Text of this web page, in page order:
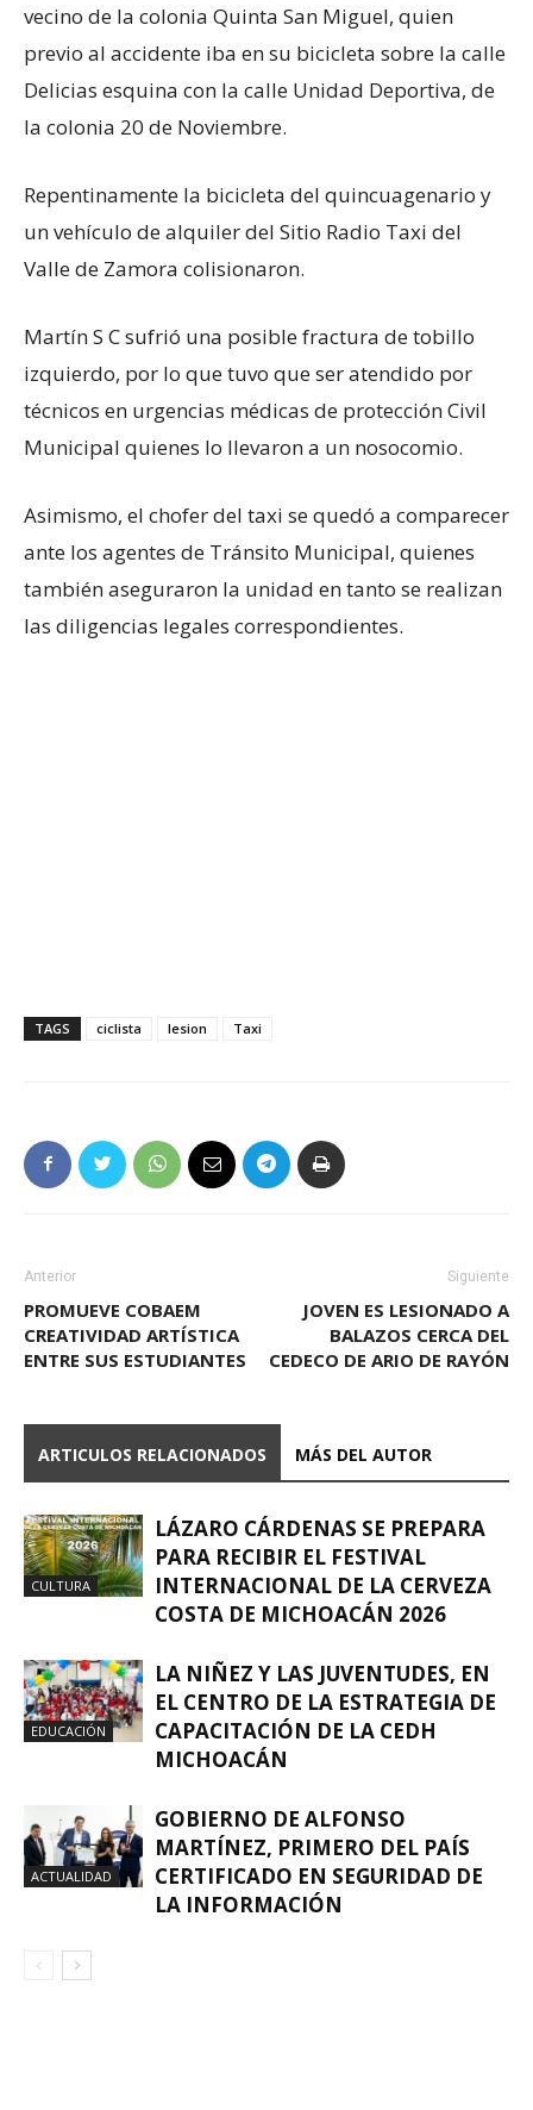
vecino de la colonia Quinta San Miguel, quien
previo al accidente iba en su bicicleta sobre la calle
Delicias esquina con la calle Unidad Deportiva, de
la colonia 20 de Noviembre.
Repentinamente la bicicleta del quincuagenario y
un vehículo de alquiler del Sitio Radio Taxi del
Valle de Zamora colisionaron.
Martín S C sufrió una posible fractura de tobillo
izquierdo, por lo que tuvo que ser atendido por
técnicos en urgencias médicas de protección Civil
Municipal quienes lo llevaron a un nosocomio.
Asimismo, el chofer del taxi se quedó a comparecer
ante los agentes de Tránsito Municipal, quienes
también aseguraron la unidad en tanto se realizan
las diligencias legales correspondientes.
TAGS ciclista lesion Taxi
Anterior
PROMUEVE COBAEM
CREATIVIDAD ARTÍSTICA
ENTRE SUS ESTUDIANTES
Siguiente
JOVEN ES LESIONADO A
BALAZOS CERCA DEL
CEDECO DE ARIO DE RAYÓN
ARTICULOS RELACIONADOS MÁS DEL AUTOR
CULTURA
LÁZARO CÁRDENAS SE PREPARA
PARA RECIBIR EL FESTIVAL
INTERNACIONAL DE LA CERVEZA
COSTA DE MICHOACÁN 2026
EDUCACIÓN
LA NIÑEZ Y LAS JUVENTUDES, EN
EL CENTRO DE LA ESTRATEGIA DE
CAPACITACIÓN DE LA CEDH
MICHOACÁN
ACTUALIDAD
GOBIERNO DE ALFONSO
MARTÍNEZ, PRIMERO DEL PAÍS
CERTIFICADO EN SEGURIDAD DE
LA INFORMACIÓN